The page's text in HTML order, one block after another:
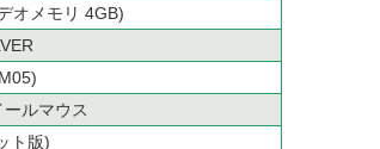
オメモリ 4GB)
ルマウス
ト版)